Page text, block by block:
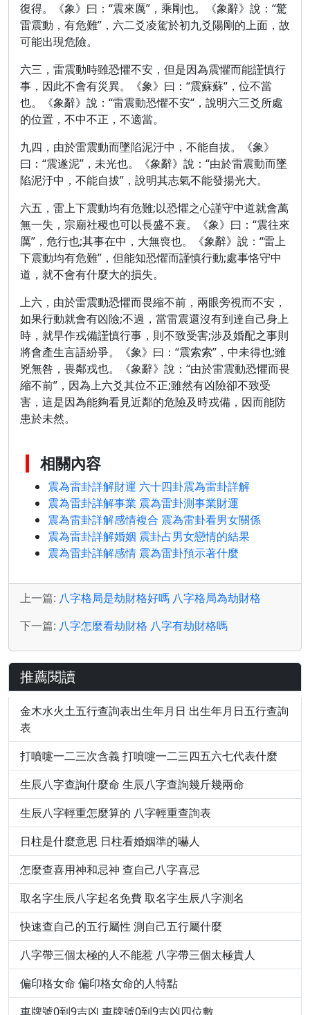
復得。《象》曰：“震來厲”，乘剛也。《象辭》說：“驚
雷震動，有危難”，六二爻凌駕於初九爻陽剛的上面，故
可能出現危險。
六三，雷震動時雖恐懼不安，但是因為震懼而能謹慎行
事，因此不會有災異。《象》曰：“震蘇蘇“，位不當
也。《象辭》說：“雷震動恐懼不安“，說明六三爻所處
的位置，不中不正，不適當。
九四，由於雷震動而墜陷泥汙中，不能自拔。《象》
曰：“震遂泥”，未光也。《象辭》說：“由於雷震動而墜
陷泥汙中，不能自拔”，說明其志氣不能發揚光大。
六五，雷上下震動均有危難;以恐懼之心謹守中道就會萬
無一失，宗廟社稷也可以長盛不衰。《象》曰：“震往來
厲”，危行也;其事在中，大無喪也。《象辭》說：“雷上
下震動均有危難”，但能知恐懼而謹慎行動;處事恪守中
道，就不會有什麼大的損失。
上六，由於雷震動恐懼而畏縮不前，兩眼旁視而不安，
如果行動就會有凶險;不過，當雷震還沒有到達自己身上
時，就早作戎備謹慎行事，則不致受害;涉及婚配之事則
將會產生言語紛爭。《象》曰：“震索索”，中未得也;雖
兇無咎，畏鄰戎也。《象辭》說：“由於雷震動恐懼而畏
縮不前”，因為上六爻其位不正;雖然有凶險卻不致受
害，這是因為能夠看見近鄰的危險及時戎備，因而能防
患於未然。
相關內容
震為雷卦詳解財運 六十四卦震為雷卦詳解
震為雷卦詳解事業 震為雷卦測事業財運
震為雷卦詳解感情複合 震為雷卦看男女關係
震為雷卦詳解婚姻 震卦占男女戀情的結果
震為雷卦詳解感情 震為雷卦預示著什麼
上一篇: 八字格局是劫財格好嗎 八字格局為劫財格
下一篇: 八字怎麼看劫財格 八字有劫財格嗎
推薦閱讀
金木水火土五行查詢表出生年月日 出生年月日五行查詢
表
打噴嚏一二三次含義 打噴嚏一二三四五六七代表什麼
生辰八字查詢什麼命 生辰八字查詢幾斤幾兩命
生辰八字輕重怎麼算的 八字輕重查詢表
日柱是什麼意思 日柱看婚姻準的嚇人
怎麼查喜用神和忌神 查自己八字喜忌
取名字生辰八字起名免費 取名字生辰八字測名
快速查自己的五行屬性 測自己五行屬什麼
八字帶三個太極的人不能惹 八字帶三個太極貴人
偏印格女命 偏印格女命的人特點
車牌號0到9吉凶 車牌號0到9吉凶四位數